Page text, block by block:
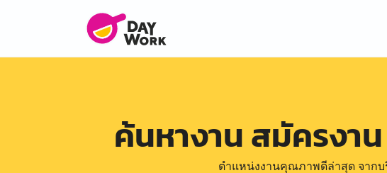
ค้นหางาน สมัครงาน
ตำแหน่งงานคุณภาพดีล่าสุด จาก